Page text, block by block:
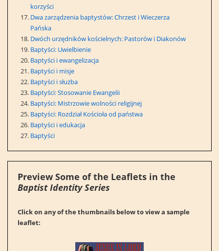
korzyści
Dwa zarządzenia baptystów: Chrzest i Wieczerza
Pańska
Dwóch urzędników kościelnych: Pastorów i Diakonów
Baptyści: Uwielbienie
Baptyści i ewangelizacja
Baptyści i misje
Baptyści i służba
Baptyści: Stosowanie Ewangelii
Baptyści: Mistrzowie wolności religijnej
Baptyści: Rozdział Kościoła od państwa
Baptyści i edukacja
Baptyści
Preview Some of the Leaflets in the
Baptist Identity Series
Click on any of the thumbnails below to view a sample
leaflet: